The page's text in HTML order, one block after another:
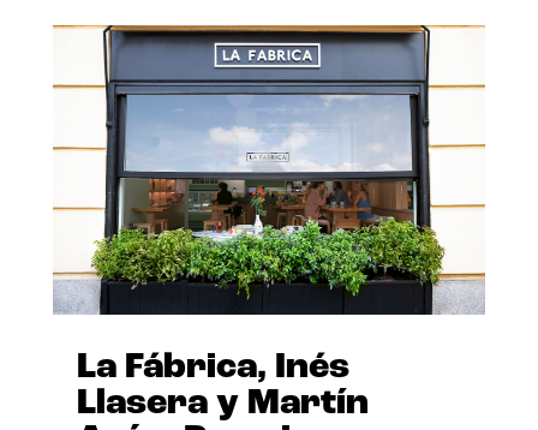
La Fábrica, Inés
Llasera y Martín